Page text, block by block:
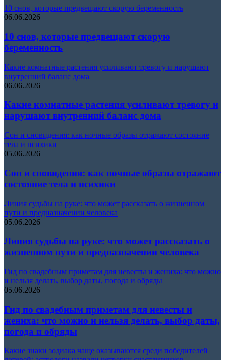
10 снов, которые предвещают скорую беременность
06.06.2026
10 снов, которые предвещают скорую
беременность
Какие комнатные растения усиливают тревогу и нарушают
внутренний баланс дома
06.06.2026
Какие комнатные растения усиливают тревогу и
нарушают внутренний баланс дома
Сон и сновидения: как ночные образы отражают состояние
тела и психики
05.06.2026
Сон и сновидения: как ночные образы отражают
состояние тела и психики
Линия судьбы на руке: что может рассказать о жизненном
пути и предназначении человека
05.06.2026
Линия судьбы на руке: что может рассказать о
жизненном пути и предназначении человека
Гид по свадебным приметам для невесты и жениха: что можно
и нельзя делать, выбор даты, погода и обряды
05.06.2026
Гид по свадебным приметам для невесты и
жениха: что можно и нельзя делать, выбор даты,
погода и обряды
Какие знаки зодиака чаще оказываются среди победителей